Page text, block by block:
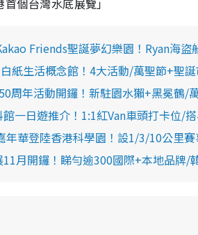
個台灣水底展覽」
Friends聖誕夢幻樂園！Ryan海
紙生活概念館！4大活動/萬聖節+聖
周年活動開鑼！新駐園水獺+黑冕鶴/
館一日遊推介！1:1紅Van車頭打卡位/
年華登陸香港科學園！設1/3/10公里
11月開鑼！睇勻逾300國際+本地品牌/